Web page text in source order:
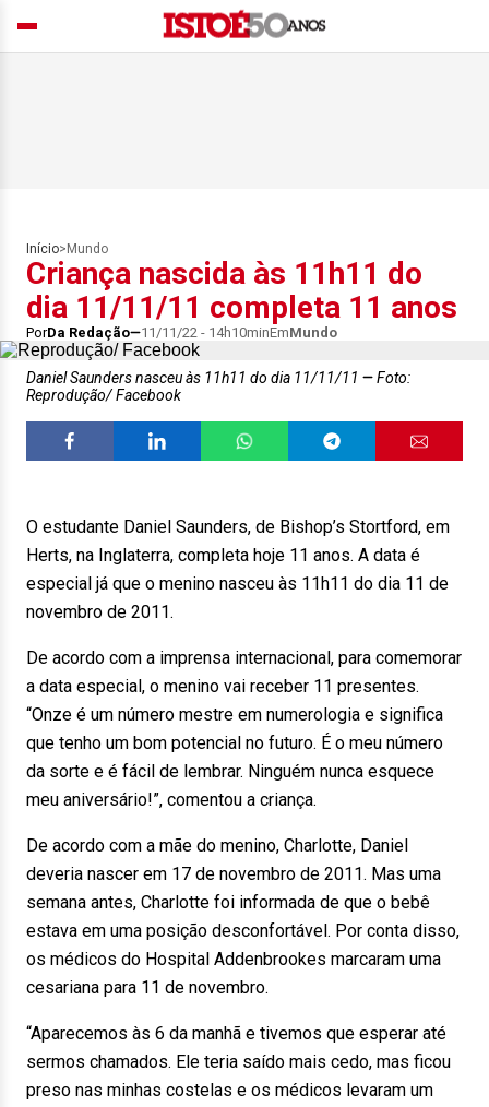
Início> Mundo
Criança nascida às 11h11 do
dia 11/11/11 completa 11 anos
PorDa Redação 11/11/22 - 14h10minEmMundo
Daniel Saunders nasceu às 11h11 do dia 11/11/11
Foto:
Reprodução/ Facebook
O estudante Daniel Saunders, de Bishop’s Stortford, em
Herts, na Inglaterra, completa hoje 11 anos. A data é
especial já que o menino nasceu às 11h11 do dia 11 de
novembro de 2011.
De acordo com a imprensa internacional, para comemorar
a data especial, o menino vai receber 11 presentes.
“Onze é um número mestre em numerologia e significa
que tenho um bom potencial no futuro. É o meu número
da sorte e é fácil de lembrar. Ninguém nunca esquece
meu aniversário!”, comentou a criança.
De acordo com a mãe do menino, Charlotte, Daniel
deveria nascer em 17 de novembro de 2011. Mas uma
semana antes, Charlotte foi informada de que o bebê
estava em uma posição desconfortável. Por conta disso,
os médicos do Hospital Addenbrookes marcaram uma
cesariana para 11 de novembro.
“Aparecemos às 6 da manhã e tivemos que esperar até
sermos chamados. Ele teria saído mais cedo, mas ficou
preso nas minhas costelas e os médicos levaram um